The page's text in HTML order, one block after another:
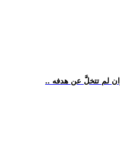
لم تتخلَّ عن هدفه